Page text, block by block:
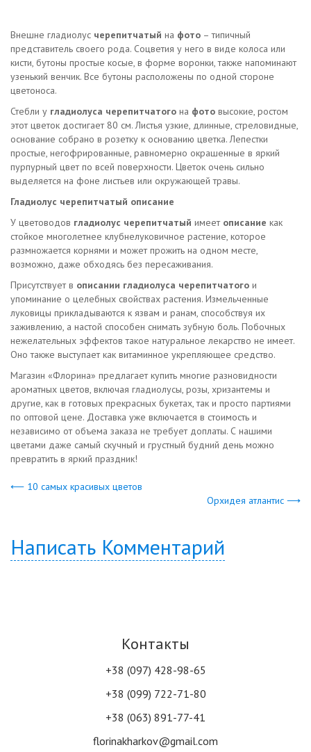
Внешне гладиолус черепитчатый на фото – типичный
представитель своего рода. Соцветия у него в виде колоса или
кисти, бутоны простые косые, в форме воронки, также напоминают
узенький венчик. Все бутоны расположены по одной стороне
цветоноса.
Стебли у гладиолуса черепитчатого на фото высокие, ростом
этот цветок достигает 80 см. Листья узкие, длинные, стреловидные,
основание собрано в розетку к основанию цветка. Лепестки
простые, негофрированные, равномерно окрашенные в яркий
пурпурный цвет по всей поверхности. Цветок очень сильно
выделяется на фоне листьев или окружающей травы.
Гладиолус черепитчатый описание
У цветоводов гладиолус черепитчатый имеет описание как
стойкое многолетнее клубнелуковичное растение, которое
размножается корнями и может прожить на одном месте,
возможно, даже обходясь без пересаживания.
Присутствует в описании гладиолуса черепитчатого и
упоминание о целебных свойствах растения. Измельченные
луковицы прикладываются к язвам и ранам, способствуя их
заживлению, а настой способен снимать зубную боль. Побочных
нежелательных эффектов такое натуральное лекарство не имеет.
Оно также выступает как витаминное укрепляющее средство.
Магазин «Флорина» предлагает купить многие разновидности
ароматных цветов, включая гладиолусы, розы, хризантемы и
другие, как в готовых прекрасных букетах, так и просто партиями
по оптовой цене. Доставка уже включается в стоимость и
независимо от объема заказа не требует доплаты. С нашими
цветами даже самый скучный и грустный будний день можно
превратить в яркий праздник!
⟵ 10 самых красивых цветов
Орхидея атлантис ⟶
Написать Комментарий
Контакты
+38 (097) 428-98-65
+38 (099) 722-71-80
+38 (063) 891-77-41
florinakharkov@gmail.com